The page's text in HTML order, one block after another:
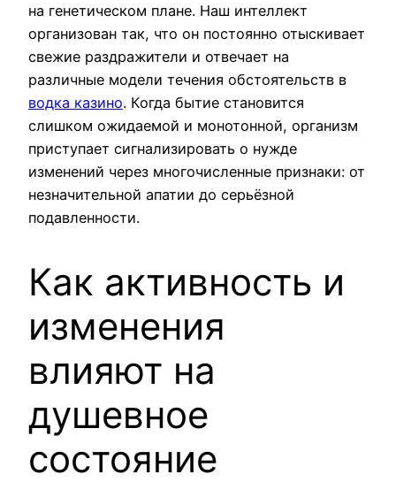
на генетическом плане. Наш интеллект
организован так, что он постоянно отыскивает
свежие раздражители и отвечает на
различные модели течения обстоятельств в
водка казино. Когда бытие становится
слишком ожидаемой и монотонной, организм
приступает сигнализировать о нужде
изменений через многочисленные признаки: от
незначительной апатии до серьёзной
подавленности.
Как активность и
изменения
влияют на
душевное
состояние